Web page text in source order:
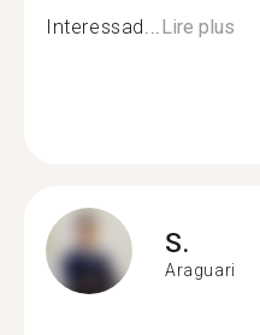
Interessad...Lire plus
S.
Araguari